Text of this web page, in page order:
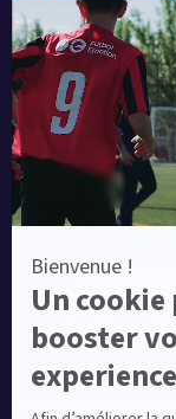
Blog
Une société de :
Equipementier